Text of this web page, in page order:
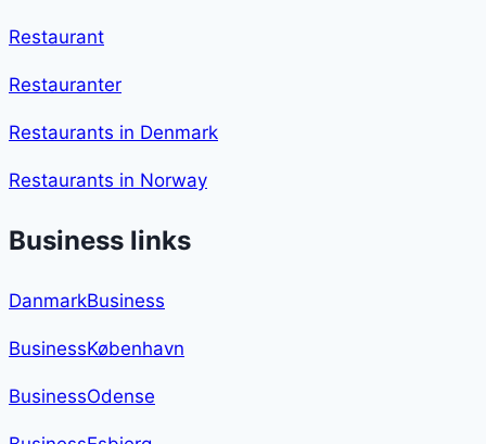
Restaurant
Restauranter
Restaurants in Denmark
Restaurants in Norway
Business links
DanmarkBusiness
BusinessKøbenhavn
BusinessOdense